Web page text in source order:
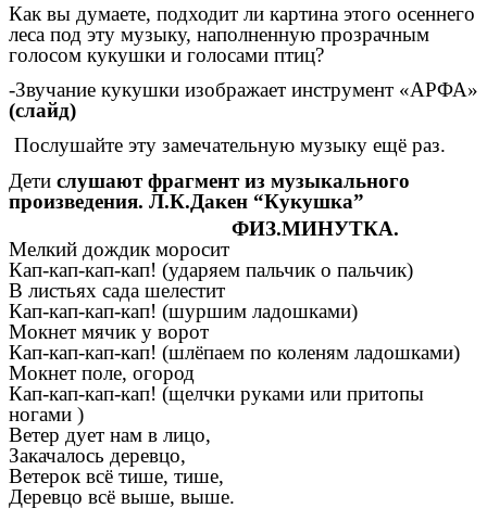
Как вы думаете, подходит ли картина этого осеннего
леса под эту музыку, наполненную прозрачным
голосом кукушки и голосами птиц?
-Звучание кукушки изображает инструмент «АРФА»
(слайд)
Послушайте эту замечательную музыку ещё раз.
Дети слушают фрагмент из музыкального
произведения. Л.К.Дакен “Кукушка”
ФИЗ.МИНУТКА.
Мелкий дождик моросит
Кап-кап-кап-кап! (ударяем пальчик о пальчик)
В листьях сада шелестит
Кап-кап-кап-кап! (шуршим ладошками)
Мокнет мячик у ворот
Кап-кап-кап-кап! (шлёпаем по коленям ладошками)
Мокнет поле, огород
Кап-кап-кап-кап! (щелчки руками или притопы
ногами )
Ветер дует нам в лицо,
Закачалось деревцо,
Ветерок всё тише, тише,
Деревцо всё выше, выше.